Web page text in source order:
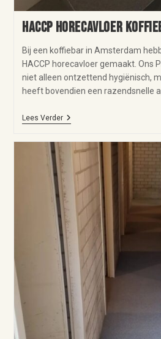
HACCP horecavloer
Bij een koffiebar in Amsterdam
HACCP horecavloer gemaakt. Ons
niet alleen ontzettend hygiënisch,
heeft bovendien een razendsnelle
Lees Verder